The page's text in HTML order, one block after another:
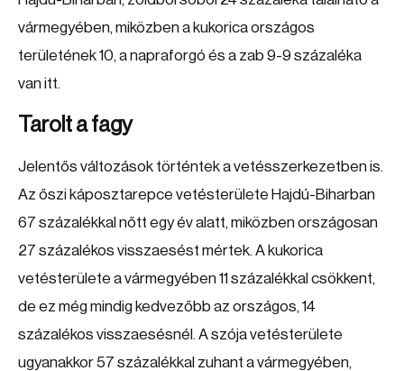
vármegyében, miközben a kukorica országos
területének 10, a napraforgó és a zab 9-9 százaléka
van itt.
Tarolt a fagy
Jelentős változások történtek a vetésszerkezetben is.
Az őszi káposztarepce vetésterülete Hajdú-Biharban
67 százalékkal nőtt egy év alatt, miközben országosan
27 százalékos visszaesést mértek. A kukorica
vetésterülete a vármegyében 11 százalékkal csökkent,
de ez még mindig kedvezőbb az országos, 14
százalékos visszaesésnél. A szója vetésterülete
ugyanakkor 57 százalékkal zuhant a vármegyében,